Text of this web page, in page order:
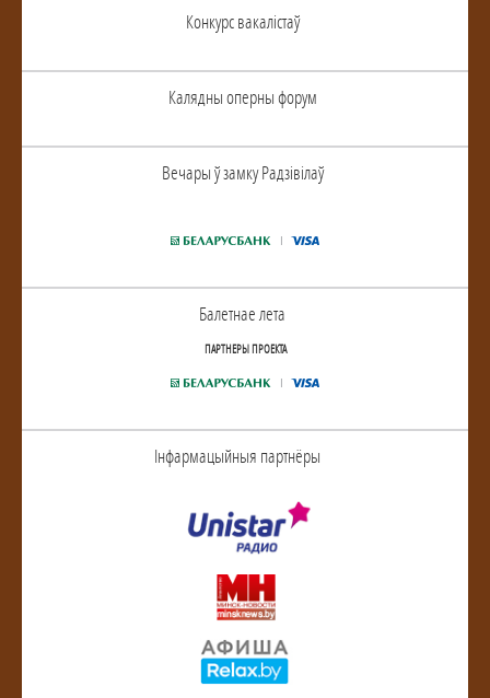
Конкурс вакалiстаў
Калядны оперны форум
Вечары ў замку Радзiвiлаў
Балетнае лета
ПАРТНЕРЫ ПРОЕКТА
Інфармацыйныя партнёры